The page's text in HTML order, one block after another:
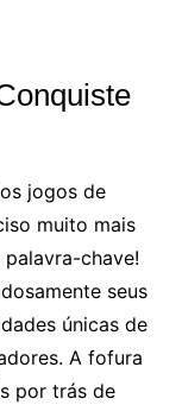
jogos de
muito mais
chave!
seus
únicas de
A fofura
por trás de